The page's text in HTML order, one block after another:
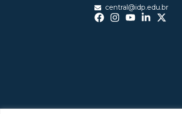
central@idp.edu.br